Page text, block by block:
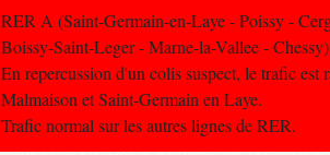
RER A (Saint-Germain-en-Laye - Poissy -
Boissy-Saint-Leger - Marne-la-Vallee -
En repercussion d'un colis suspect, le trafic est
Malmaison et Saint-Germain en Laye.
Trafic normal sur les autres lignes de RER.